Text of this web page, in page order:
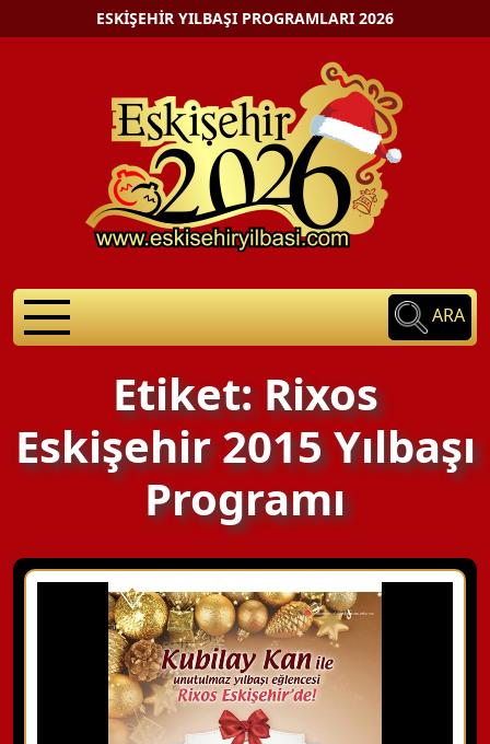
ESKIŞEHIR YILBAŞI PROGRAMLARI 2026
ARA
Etiket: Rixos
Eskişehir 2015 Yılbaşı
Programı